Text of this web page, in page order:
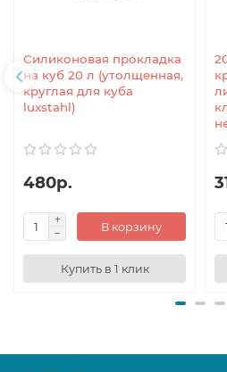
Силиконовая прокладка
на куб 20 л (утолщенная,
круглая для куба
luxstahl)
480р.
В корзину
Купить в 1 клик